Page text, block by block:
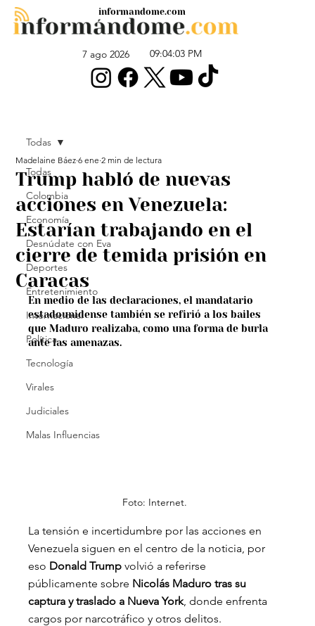
7 ago 2026 09:04:03 PM
informandome.com
Todas
Colombia
Economía
Desnúdate con Eva
Deportes
Entretenimiento
Internacional
Política
Tecnología
Virales
Judiciales
Malas Influencias
Todas
Trump habló de nuevas
acciones en Venezuela:
Estarían trabajando en el
cierre de temida prisión en
Caracas
Madelaine Báez 6 ene 2 min de lectura
En medio de las declaraciones, el mandatario
estadounidense también se refirió a los bailes
que Maduro realizaba, como una forma de burla
ante las amenazas.
Foto: Internet.
La tensión e incertidumbre por las acciones en
Venezuela siguen en el centro de la noticia, por
eso Donald Trump volvió a referirse
públicamente sobre Nicolás Maduro tras su
captura y traslado a Nueva York, donde enfrenta
cargos por narcotráfico y otros delitos.